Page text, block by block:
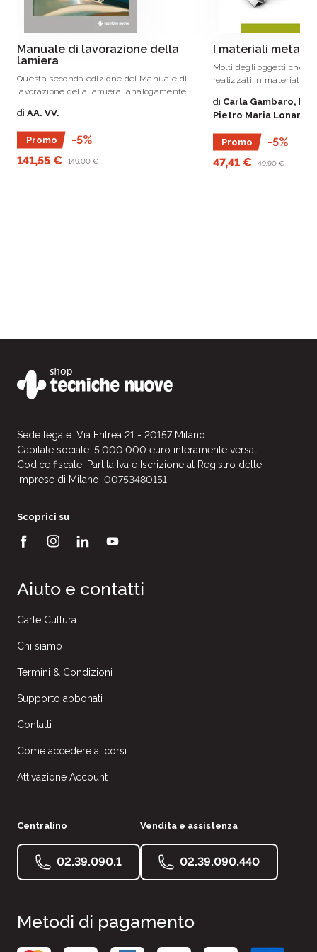
Manuale di lavorazione della
lamiera
Questa seconda edizione del Manuale di
lavorazione della lamiera, analogamente
nelle tecnologie di produzione dei laminati
industriali e presenta l’ampia gamma di
possibilità che ciascuno di essi offre al
tecnico impegnato a trasformare la
lamiera in prodotti finiti.
di AA. VV.
Promo
-5%
141,55 €
149,00 €
I materiali
Molti degli oggetti che ci
realizzati in materiali
di Carla Gambaro,
Pietro Maria Lonardo
Promo
-5%
47,41 €
49,90 €
Sede legale: Via Eritrea 21 - 20157 Milano.
Capitale sociale: 5.000.000 euro interamente versati.
Codice fiscale, Partita Iva e Iscrizione al Registro delle
Imprese di Milano: 00753480151
Scoprici su
Aiuto e contatti
Carte Cultura
Chi siamo
Termini & Condizioni
Supporto abbonati
Contatti
Come accedere ai corsi
Attivazione Account
Centralino
02.39.090.1
Vendita e assistenza
02.39.090.440
Metodi di pagamento